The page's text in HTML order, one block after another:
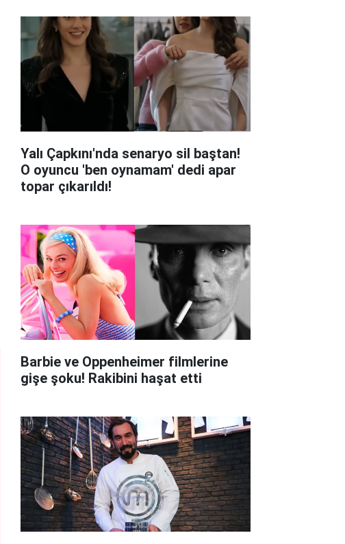
Yalı Çapkını'nda senaryo sil baştan!
O oyuncu 'ben oynamam' dedi apar
topar çıkarıldı!
Barbie ve Oppenheimer filmlerine
gişe şoku! Rakibini haşat etti